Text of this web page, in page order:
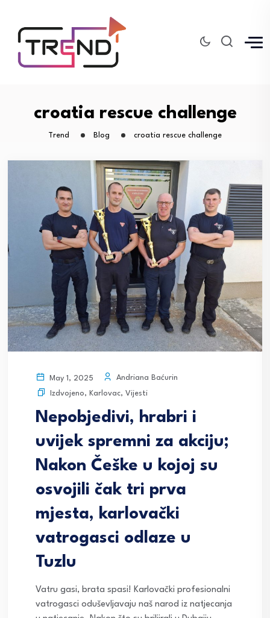
croatia rescue challenge
Trend Blog croatia rescue challenge
May 1, 2025
Andriana Baćurin
Izdvojeno, Karlovac, Vijesti
Nepobjedivi, hrabri i
uvijek spremni za akciju;
Nakon Češke u kojoj su
osvojili čak tri prva
mjesta, karlovački
vatrogasci odlaze u
Tuzlu
Vatru gasi, brata spasi! Karlovački profesionalni
vatrogasci oduševljavaju naš narod iz natjecanja